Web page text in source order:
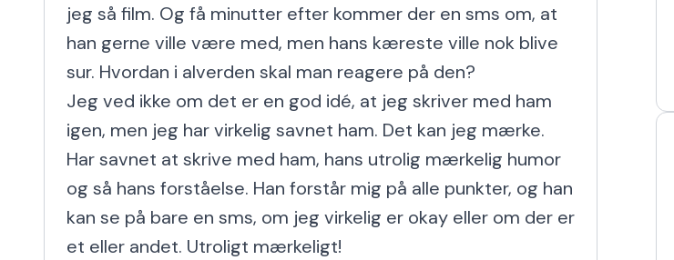
jeg så film. Og få minutter efter kommer der en sms om, at
han gerne ville være med, men hans kæreste ville nok blive
sur. Hvordan i alverden skal man reagere på den?
Jeg ved ikke om det er en god idé, at jeg skriver med ham
igen, men jeg har virkelig savnet ham. Det kan jeg mærke.
Har savnet at skrive med ham, hans utrolig mærkelig humor
og så hans forståelse. Han forstår mig på alle punkter, og han
kan se på bare en sms, om jeg virkelig er okay eller om der er
et eller andet. Utroligt mærkeligt!